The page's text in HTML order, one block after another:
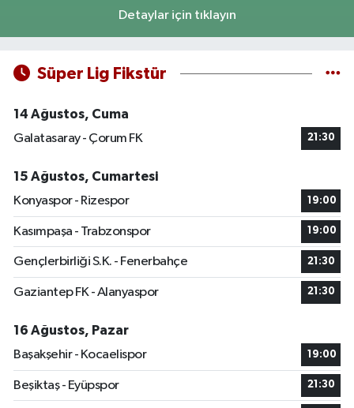
Detaylar için tıklayın
Süper Lig Fikstür
14 Ağustos, Cuma
Galatasaray - Çorum FK
21:30
15 Ağustos, Cumartesi
Konyaspor - Rizespor
19:00
Kasımpaşa - Trabzonspor 19:00
Gençlerbirliği S.K. - Fenerbahçe 21:30
Gaziantep FK - Alanyaspor 21:30
16 Ağustos, Pazar
Başakşehir - Kocaelispor
19:00
Beşiktaş - Eyüpspor 21:30